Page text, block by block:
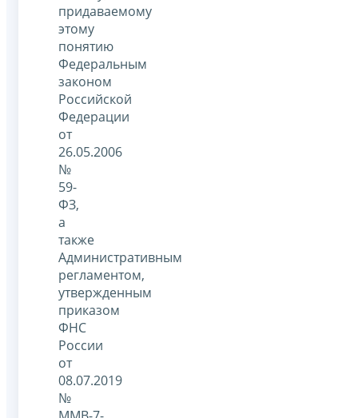
придаваемому
этому
понятию
Федеральным
законом
Российской
Федерации
от
26.05.2006
№
59-
ФЗ,
а
также
Административным
регламентом,
утвержденным
приказом
ФНС
России
от
08.07.2019
№